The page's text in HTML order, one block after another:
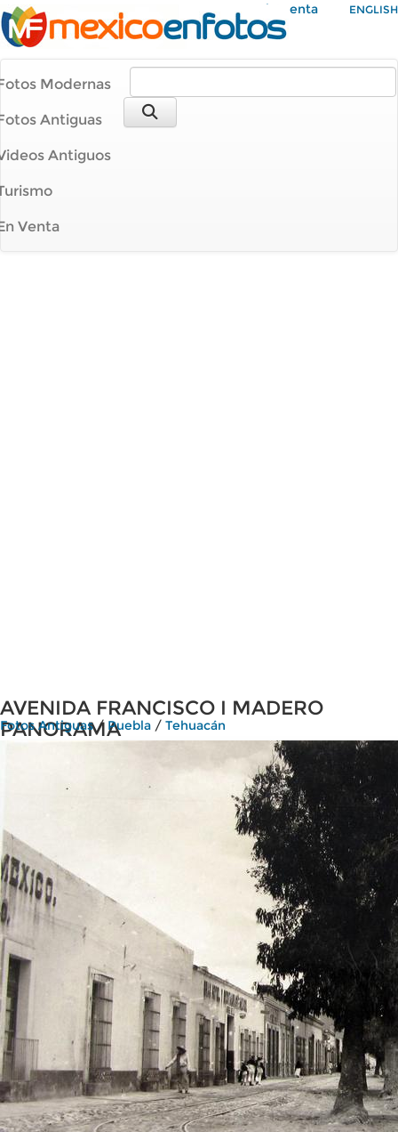
Mi Cuenta ENGLISH
Modernas
Antiguas
Antiguos
Venta
AVENIDA FRANCISCO I MADERO
PANORAMA
Fotos Antiguas/ Puebla / Tehuacán